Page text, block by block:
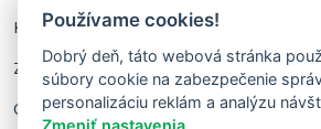
Kontakt
Zálohovanie fliaš
Ochrana osobných údajov
Používame cookies!
Dobrý deň, táto webová stránka
súbory cookie na zabezpečenie
personalizáciu reklám a analýzu
Zmeniť nastavenia